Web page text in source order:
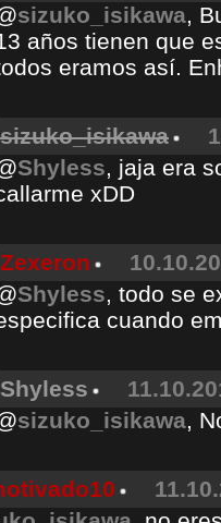
sizuko_isikawa,
años tienen que
eramos así.
sizuko_isikawa
Shyless, jaja era
xDD
Zexeron
Shyless, todo se
cuando
Shyless
sizuko_isikawa,